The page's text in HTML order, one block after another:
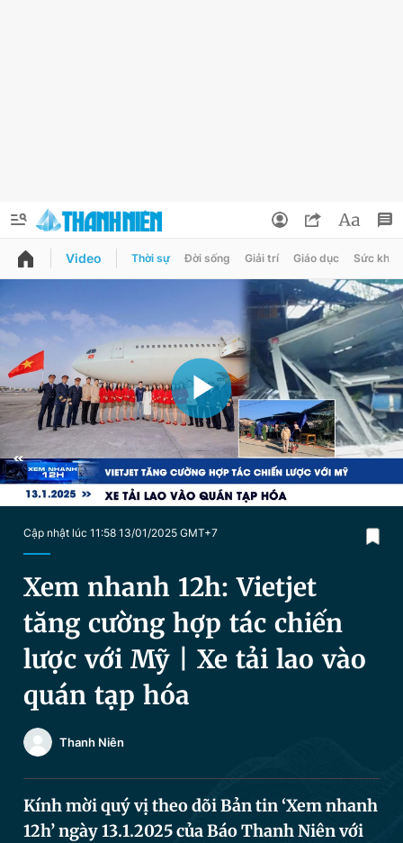
QUẢNG CÁO
Chuyên mục
Chuyên mục khác
Chào ngày mới Tin 24h
Video Magazine
Sản phẩm khác
Tiện ích
Thông tin tòa soạn
Thông tin tài khoản
Đổi mật khẩu
Tin đã lưu
Tin đã xem
Đăng xuất
Video Thời sự Đời sống Giải trí Giáo dục Sức khỏe
Cập nhật lúc 11:58 13/01/2025 GMT+7
Xem nhanh 12h: Vietjet
tăng cường hợp tác chiến
lược với Mỹ | Xe tải lao vào
quán tạp hóa
Thanh Niên
Kính mời quý vị theo dõi Bản tin ‘Xem nhanh
12h’ ngày 13.1.2025 của Báo Thanh Niên với